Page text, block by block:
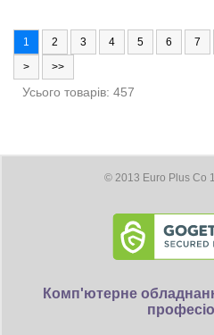
1 2 3 4 5 6 7
>
>>
Усього товарів: 457
© 2013 Euro Plus Co
Комп'ютерне